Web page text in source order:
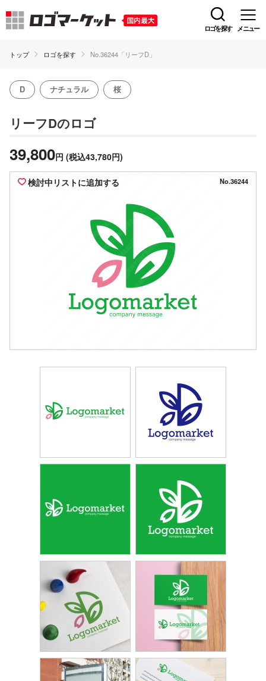
ロゴを探す メニュー
トップ ロゴを探す No.36244「リーフD」
D ナチュラル 桜
リーフDのロゴ
39,800円 (税込43,780円)
検討中リストに追加する No.36244